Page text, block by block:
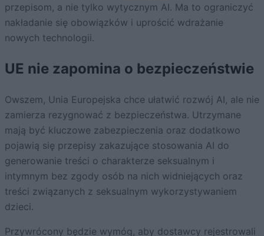
przepisom, a nie tylko wytycznym AI. Ma to ograniczyć
nakładanie się obowiązków i uprościć wdrażanie
nowych technologii.
UE nie zapomina o bezpieczeństwie
Owszem, Unia Europejska chce ułatwić rozwój AI, ale nie
zamierza rezygnować z bezpieczeństwa. Utrzymane
mają być kluczowe zabezpieczenia oraz dodatkowo
pojawią się przepisy zakazujące stosowania AI do
generowanie treści o charakterze seksualnym i
intymnym bez zgody osób na nich widniejących oraz
treści związanych z seksualnym wykorzystywaniem
dzieci.
Przywrócony będzie wymóg, aby dostawcy rejestrowali